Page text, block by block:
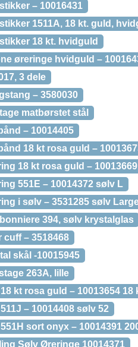
– 10016431
1511A, 18 kt. guld,
18 kt. hvidguld
øreringe hvidguld –
3 dele
– 3580030
matbørstet stål
– 10014405
18 kt rosa guld –
18 kt rosa guld –
551E – 10014372 sølv L
i sølv – 3531285 sølv
394, sølv krystalglas
cuff – 3518468
skål -10015945
263A, lille
kt rosa guld – 10013654 18
– 10014408 sølv 52
sort onyx – 10014391
Sølv Øreringe 10014371